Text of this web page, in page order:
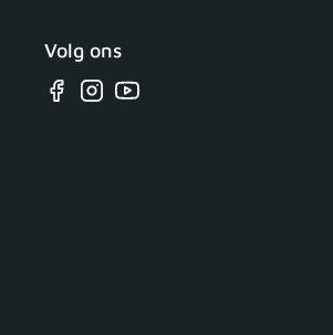
Volg ons
Facebook
Instagram
YouTube